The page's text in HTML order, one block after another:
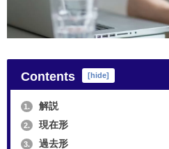
Contents [hide]
1. 解説
2. 現在形
3. 過去形